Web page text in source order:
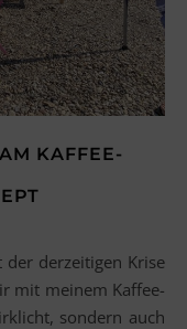
KAFFEE-
mit meinem Kaffee-
sondern auch